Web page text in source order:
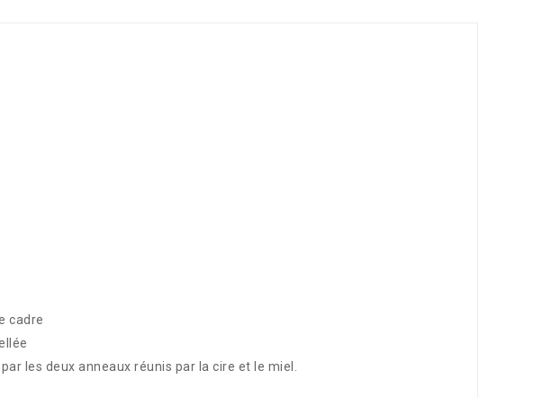
cadre
les deux anneaux réunis par la cire et le miel.